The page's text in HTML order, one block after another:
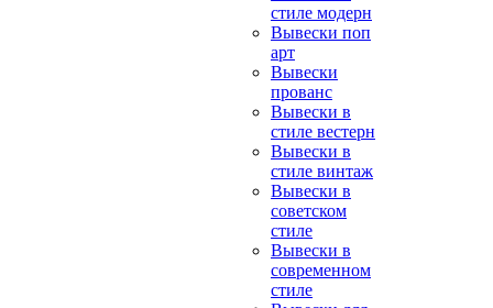
стиле модерн
Вывески поп
арт
Вывески
прованс
Вывески в
стиле вестерн
Вывески в
стиле винтаж
Вывески в
советском
стиле
Вывески в
современном
стиле